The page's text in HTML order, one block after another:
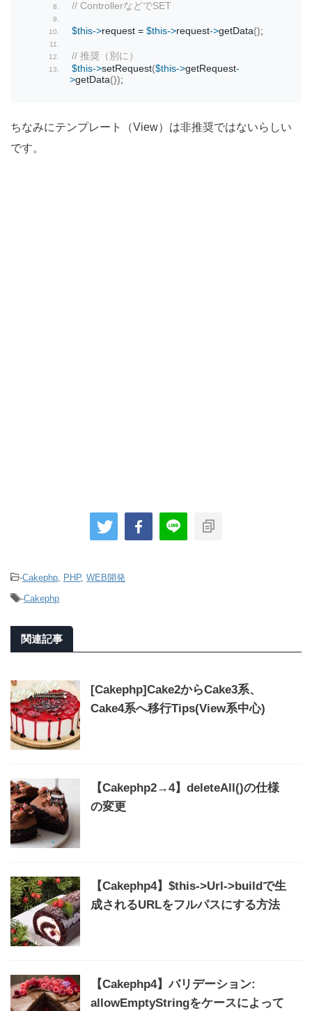
// ControllerなどでSET
$this->request = $this->request->getData();
// 推奨（別に）
$this->setRequest($this->getRequest-
>getData());
ちなみにテンプレート（View）は非推奨ではないらしい
です。
-Cakephp, PHP, WEB開発
-Cakephp
関連記事
[Cakephp]Cake2からCake3系、
Cake4系へ移行Tips(View系中心)
【Cakephp2→4】deleteAll()の仕様
の変更
【Cakephp4】$this->Url->buildで生
成されるURLをフルパスにする方法
【Cakephp4】バリデーション:
allowEmptyStringをケースによって